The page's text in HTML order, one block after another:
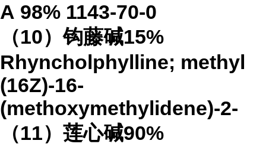
A 98% 1143-70-0
（10）钩藤碱15%
Rhyncholphylline; methyl
(16Z)-16-
(methoxymethylidene)-2-
（11）莲心碱90%